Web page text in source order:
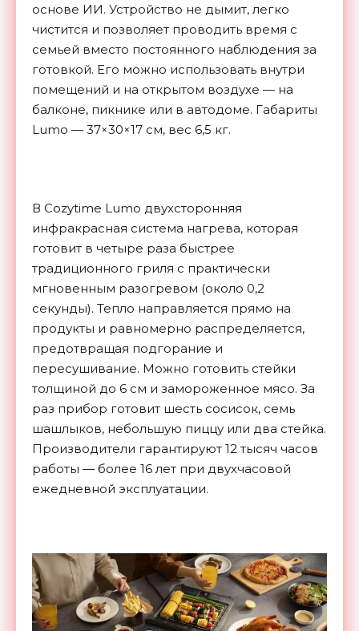
основе ИИ. Устройство не дымит, легко
чистится и позволяет проводить время с
семьей вместо постоянного наблюдения за
готовкой. Его можно использовать внутри
помещений и на открытом воздухе — на
балконе, пикнике или в автодоме. Габариты
Lumo — 37×30×17 см, вес 6,5 кг.
В Cozytime Lumo двухсторонняя
инфракрасная система нагрева, которая
готовит в четыре раза быстрее
традиционного гриля с практически
мгновенным разогревом (около 0,2
секунды). Тепло направляется прямо на
продукты и равномерно распределяется,
предотвращая подгорание и
пересушивание. Можно готовить стейки
толщиной до 6 см и замороженное мясо. За
раз прибор готовит шесть сосисок, семь
шашлыков, небольшую пиццу или два стейка.
Производители гарантируют 12 тысяч часов
работы — более 16 лет при двухчасовой
ежедневной эксплуатации.